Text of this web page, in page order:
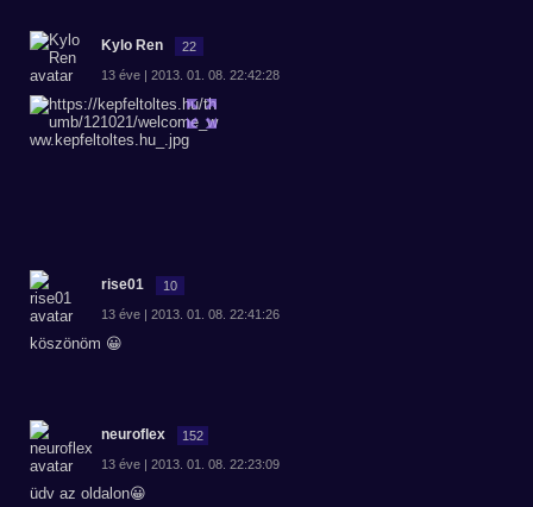
Kylo Ren 22
13 éve | 2013. 01. 08. 22:42:28
rise01 10
13 éve | 2013. 01. 08. 22:41:26
köszönöm 😀
neuroflex 152
13 éve | 2013. 01. 08. 22:23:09
üdv az oldalon😀